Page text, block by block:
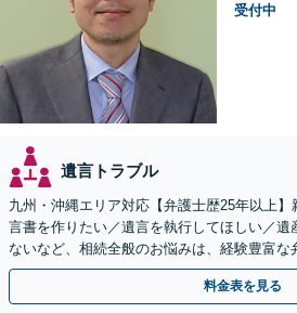
受付中
遺言トラブル
九州・沖縄エリア対応【弁護士歴25年以上
言書を作りたい／遺言を執行してほしい／遺
ないなど、相続全般のお悩みは、経験豊富な
な問題も粘り強く対応し、解決に導きます。
料金表を見る